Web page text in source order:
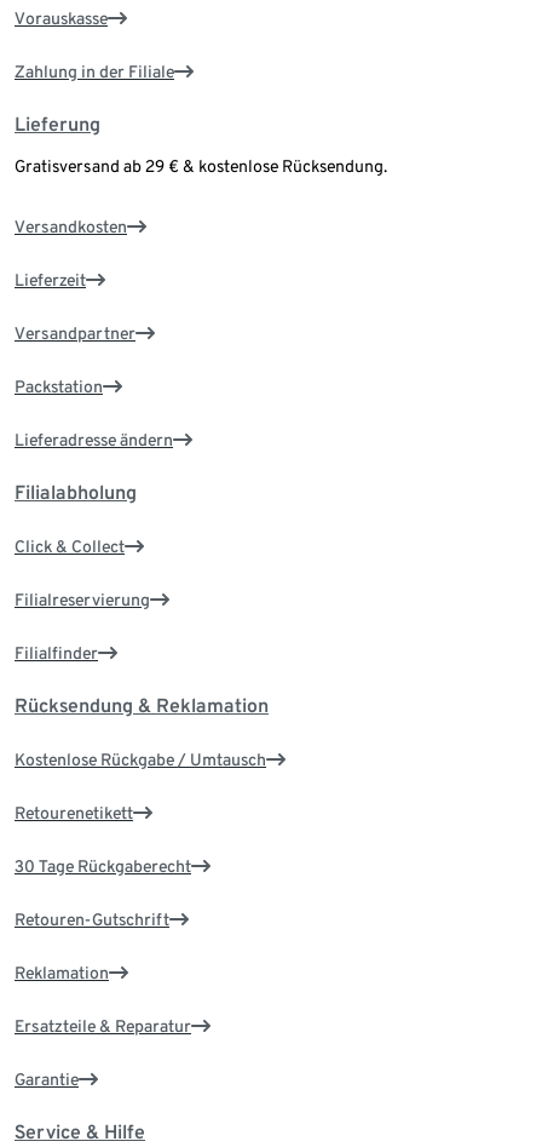
Vorauskasse
Zahlung in der Filiale
Lieferung
Gratisversand ab 29 € & kostenlose Rücksendung.
Versandkosten
Lieferzeit
Versandpartner
Packstation
Lieferadresse ändern
Filialabholung
Click & Collect
Filialreservierung
Filialfinder
Rücksendung & Reklamation
Kostenlose Rückgabe / Umtausch
Retourenetikett
30 Tage Rückgaberecht
Retouren-Gutschrift
Reklamation
Ersatzteile & Reparatur
Garantie
Service & Hilfe